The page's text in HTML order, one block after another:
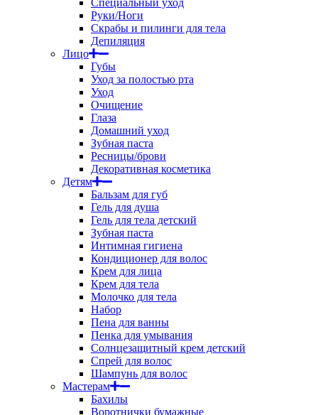
Специальный уход
Руки/Ноги
Скрабы и пилинги для тела
Депиляция
Лицо
Губы
Уход за полостью рта
Уход
Очищение
Глаза
Домашний уход
Зубная паста
Ресницы/брови
Декоративная косметика
Детям
Бальзам для губ
Гель для душа
Гель для тела детский
Зубная паста
Интимная гигиена
Кондиционер для волос
Крем для лица
Крем для тела
Молочко для тела
Набор
Пена для ванны
Пенка для умывания
Солнцезащитный крем детский
Спрей для волос
Шампунь для волос
Мастерам
Бахилы
Воротнички бумажные